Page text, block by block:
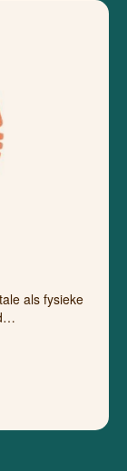
als fysieke